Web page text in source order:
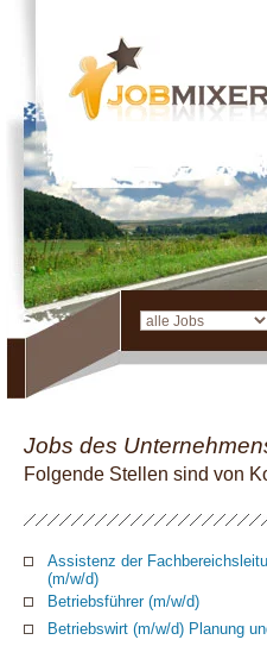
Jobs des
Folgende Stellen sind von
Assistenz der
(m/w/d)
Betriebsführer (m/w/d)
Betriebswirt (m/w/d) Planung